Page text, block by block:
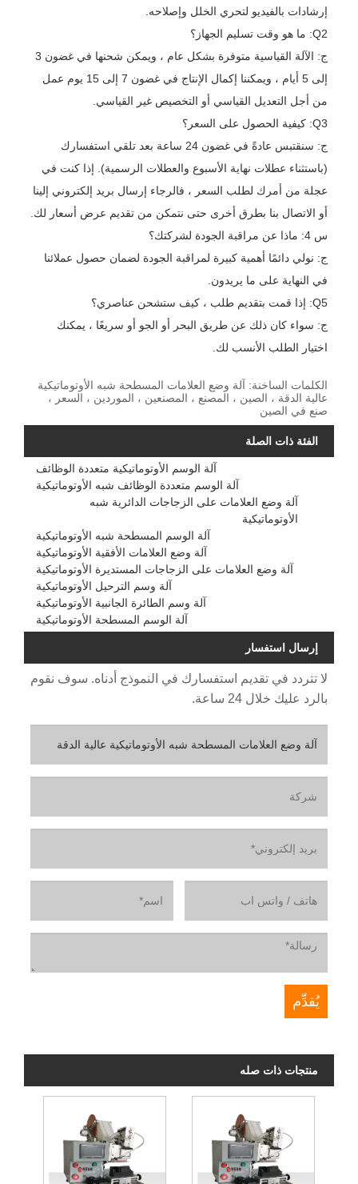
إرشادات بالفيديو لتحري الخلل وإصلاحه.
Q2: ما هو وقت تسليم الجهاز؟
ج: الآلة القياسية متوفرة بشكل عام ، ويمكن شحنها في غضون 3
إلى 5 أيام ، ويمكننا إكمال الإنتاج في غضون 7 إلى 15 يوم عمل
من أجل التعديل القياسي أو التخصيص غير القياسي.
Q3: كيفية الحصول على السعر؟
ج: سنقتبس عادةً في غضون 24 ساعة بعد تلقي استفسارك
(باستثناء عطلات نهاية الأسبوع والعطلات الرسمية). إذا كنت في
عجلة من أمرك لطلب السعر ، فالرجاء إرسال بريد إلكتروني إلينا
أو الاتصال بنا بطرق أخرى حتى نتمكن من تقديم عرض أسعار لك.
س 4: ماذا عن مراقبة الجودة لشركتك؟
ج: نولي دائمًا أهمية كبيرة لمراقبة الجودة لضمان حصول عملائنا
في النهاية على ما يريدون.
Q5: إذا قمت بتقديم طلب ، كيف ستشحن عناصري؟
ج: سواء كان ذلك عن طريق البحر أو الجو أو سريعًا ، يمكنك
اختيار الطلب الأنسب لك.
الكلمات الساخنة: آلة وضع العلامات المسطحة شبه الأوتوماتيكية
عالية الدقة ، الصين ، المصنع ، المصنعين ، الموردين ، السعر ،
صنع في الصين
الفئة ذات الصلة
آلة الوسم الأوتوماتيكية متعددة الوظائف
آلة الوسم متعددة الوظائف شبه الأوتوماتيكية
آلة وضع العلامات على الزجاجات الدائرية شبه
الأوتوماتيكية
آلة الوسم المسطحة شبه الأوتوماتيكية
آلة وضع العلامات الأفقية الأوتوماتيكية
آلة وضع العلامات على الزجاجات المستديرة الأوتوماتيكية
آلة وسم الترحيل الأوتوماتيكية
آلة وسم الطائرة الجانبية الأوتوماتيكية
آلة الوسم المسطحة الأوتوماتيكية
إرسال استفسار
لا تتردد في تقديم استفسارك في النموذج أدناه. سوف نقوم
بالرد عليك خلال 24 ساعة.
منتجات ذات صله